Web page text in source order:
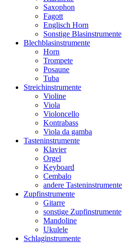
Saxophon
Fagott
Englisch Horn
Sonstige Blasinstrumente
Blechblasinstrumente
Horn
Trompete
Posaune
Tuba
Streichinstrumente
Violine
Viola
Violoncello
Kontrabass
Viola da gamba
Tasteninstrumente
Klavier
Orgel
Keyboard
Cembalo
andere Tasteninstrumente
Zupfinstrumente
Gitarre
sonstige Zupfinstrumente
Mandoline
Ukulele
Schlaginstrumente